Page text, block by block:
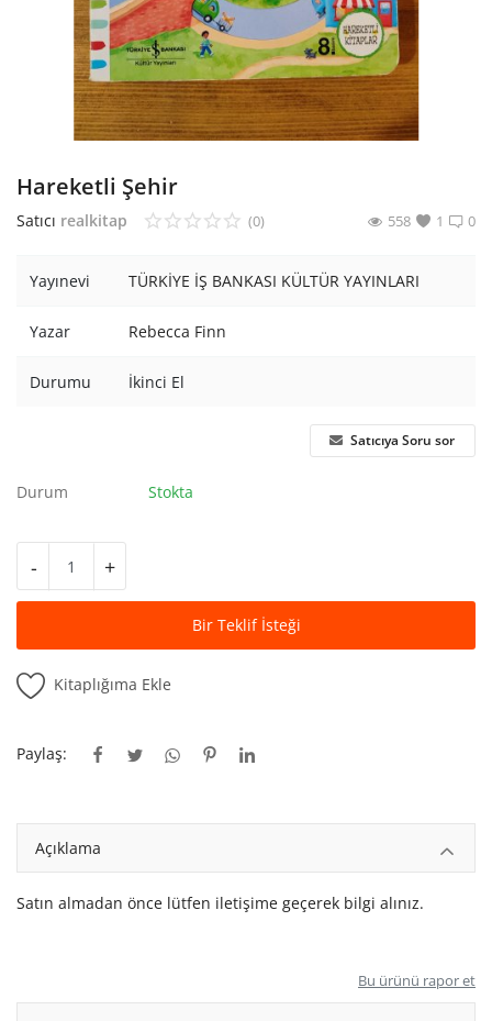
Araştırma - Tarih
Din Tasavvuf
Kitaplığım
Mağazalar
Blog
İletişim
TRY (₺)
Hareketli Şehir
Satıcı realkitap 0
(0) 1
558
Yayınevi TÜRKİYE İŞ BANKASI KÜLTÜR YAYINLARI
Yazar Rebecca Finn
Durumu İkinci El
Satıcıya Soru sor
Durum Stokta
- +
Bir Teklif İsteği
Kitaplığıma Ekle
Paylaş:
Açıklama
Satın almadan önce lütfen iletişime geçerek bilgi alınız.
Bu ürünü rapor et